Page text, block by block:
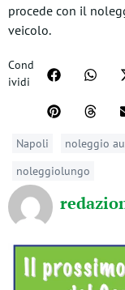
procede con il
veicolo.
Cond
ividi
Napoli
noleggio
noleggiolungo